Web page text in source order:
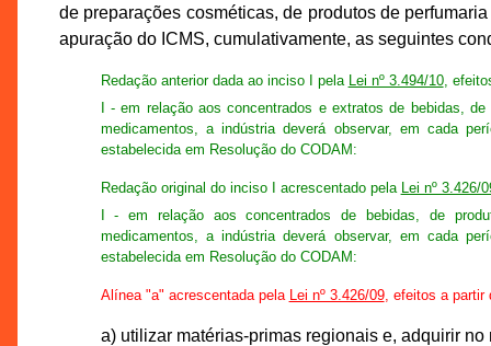
de preparações cosméticas, de produtos de
apuração do ICMS, cumulativamente, as seguintes
Redação anterior dada ao inciso I pela Lei nº 3.494/10,
I - em relação aos concentrados e extratos de bebidas,
medicamentos, a indústria deverá observar, em cada
estabelecida em Resolução do CODAM:
Redação original do inciso I acrescentado pela Lei nº 3.426/
I - em relação aos concentrados de bebidas, de
medicamentos, a indústria deverá observar, em cada
estabelecida em Resolução do CODAM:
Alínea "a" acrescentada pela Lei nº 3.426/09, efeitos a partir
a) utilizar matérias-primas regionais e, adquirir